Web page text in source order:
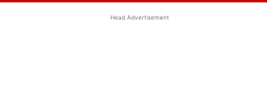
Head Advertisement